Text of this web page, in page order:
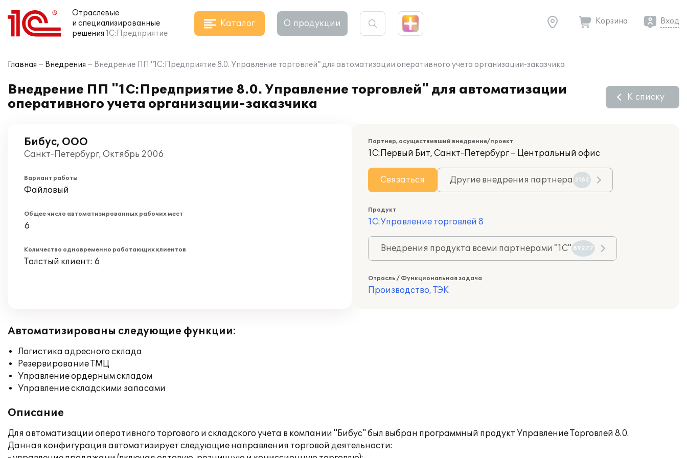
Отраслевые
и специализированные
решения 1С:Предприятие
Каталог О продукции Корзина Вход
Главная Внедрения Внедрение ПП "1С:Предприятие 8.0. Управление торговлей" для автоматизации оперативного учета организации-заказчика
Внедрение ПП "1С:Предприятие 8.0. Управление торговлей" для автоматизации
оперативного учета организации-заказчика
К списку
Бибус, ООО
Санкт-Петербург, Октябрь 2006
Вариант работы
Файловый
Общее число автоматизированных рабочих мест
6
Количество одновременно работающих клиентов
Толстый клиент: 6
Партнер, осуществивший внедрение/проект
1С:Первый Бит, Санкт-Петербург – Центральный офис
Связаться Другие внедрения партнера 2162
Продукт
1С:Управление торговлей 8
Внедрения продукта всеми партнерами "1С" 89277
Отрасль / Функциональная задача
Производство, ТЭК
Автоматизированы следующие функции:
Логистика адресного склада
Резервирование ТМЦ
Управление ордерным складом
Управление складскими запасами
Описание
Для автоматизации оперативного торгового и складского учета в компании "Бибус" был выбран программный продукт Управление Торговлей 8.0.
Данная конфигурация автоматизирует следующие направления торговой деятельности: